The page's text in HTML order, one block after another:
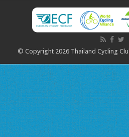
© Copyright 2026 Thailand Cycling